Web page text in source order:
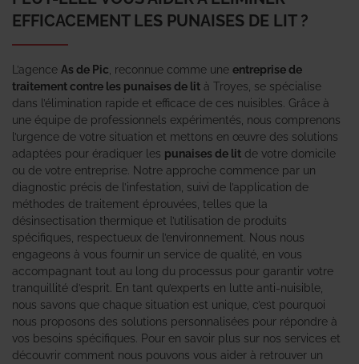
EFFICACEMENT LES PUNAISES DE LIT ?
L’agence As de Pic , reconnue comme une entreprise de
traitement contre les punaises de lit à Troyes, se spécialise
dans l’élimination rapide et efficace de ces nuisibles. Grâce à
une équipe de professionnels expérimentés, nous comprenons
l’urgence de votre situation et mettons en œuvre des solutions
adaptées pour éradiquer les punaises de lit de votre domicile
ou de votre entreprise. Notre approche commence par un
diagnostic précis de l’infestation, suivi de l’application de
méthodes de traitement éprouvées, telles que la
désinsectisation thermique et l’utilisation de produits
spécifiques, respectueux de l’environnement. Nous nous
engageons à vous fournir un service de qualité, en vous
accompagnant tout au long du processus pour garantir votre
tranquillité d’esprit. En tant qu’experts en lutte anti-nuisible,
nous savons que chaque situation est unique, c’est pourquoi
nous proposons des solutions personnalisées pour répondre à
vos besoins spécifiques. Pour en savoir plus sur nos services et
découvrir comment nous pouvons vous aider à retrouver un